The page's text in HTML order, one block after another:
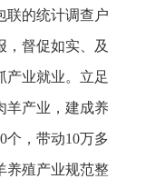
联的统计调查户
，督促如实、及
产业就业。立足
羊产业，建成养
个，带动10万多
养殖产业规范整